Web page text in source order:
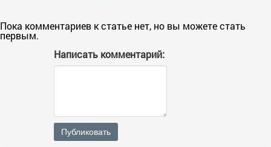
Пока комментариев к статье нет, но вы можете стать
первым.
Написать комментарий:
Публиковать